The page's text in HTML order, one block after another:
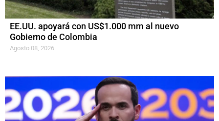
EE.UU. apoyará con US$1.000 mm al nuevo
Gobierno de Colombia
Agosto 08, 2026